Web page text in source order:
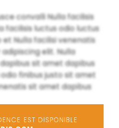
convalli Nulla facilisis
facilisis luctus odio luctus
Nulla facilisi venenatis
elit. Nulla
sit amet dapibus
finibus justo sit amet
sit amet dapibus
EST DISPONIBLE